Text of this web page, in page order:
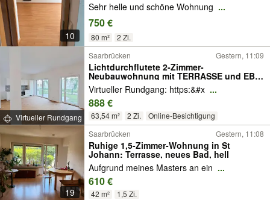
10
Sehr helle und schöne Wohnung ...
750 €
80 m² 2 Zi.
Virtueller Rundgang
Saarbrücken Gestern, 11:09
Lichtdurchflutete 2-Zimmer-
Neubauwohnung mit TERRASSE und EBK
im Neubauquartier "Großherzog Friedrich
Höfe"
Virtueller Rundgang: https:&#x ...
888 €
63,54 m² 2 Zi. Online-Besichtigung
19
Saarbrücken Gestern, 11:08
Ruhige 1,5-Zimmer-Wohnung in St
Johann: Terrasse, neues Bad, hell
Aufgrund meines Masters an ein ...
610 €
42 m² 1,5 Zi.